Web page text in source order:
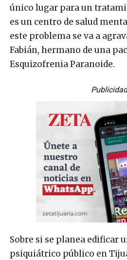
único lugar para un
es un centro de salud
este problema se va a
Fabián, hermano de una
Esquizofrenia Paranoide.
Publicidad
Sobre si se planea edificar
psiquiátrico público en